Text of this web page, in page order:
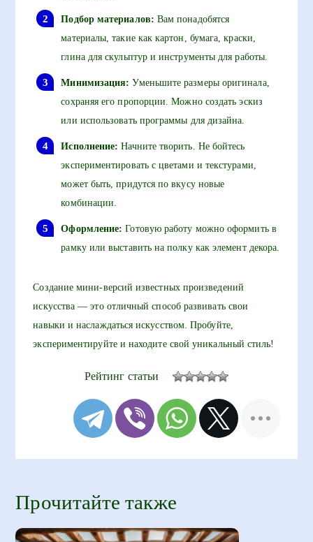
Подбор материалов: Вам понадобятся
материалы, такие как картон, бумага, краски,
глина для скульптур и инструменты для работы.
Минимизация: Уменьшите размеры оригинала,
сохраняя его пропорции. Можно создать эскиз
или использовать программы для дизайна.
Исполнение: Начните творить. Не бойтесь
экспериментировать с цветами и текстурами,
может быть, придутся по вкусу новые
комбинации.
Оформление: Готовую работу можно оформить в
рамку или выставить на полку как элемент декора.
Создание мини-версий известных произведений
искусства — это отличный способ развивать свои
навыки и наслаждаться искусством. Пробуйте,
экспериментируйте и находите свой уникальный стиль!
Рейтинг статьи
Прочитайте также